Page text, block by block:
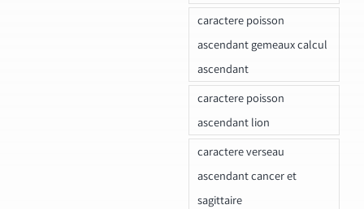
caractere poisson
ascendant gemeaux calcul
ascendant
caractere poisson
ascendant lion
caractere verseau
ascendant cancer et
sagittaire